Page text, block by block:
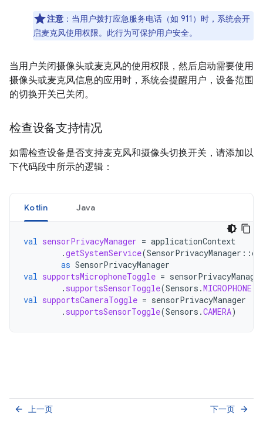
注意 ： 当用户拨打应急服务电话（如 911）时，系统会开
启麦克风使用权限。此行为可保护用户安全。
当用户关闭摄像头或麦克风的使用权限，然后启动需要使用
摄像头或麦克风信息的应用时，系统会提醒用户，设备范围
的切换开关已关闭。
检查设备支持情况
如需检查设备是否支持麦克风和摄像头切换开关，请添加以
下代码段中所示的逻辑：
Kotlin Java
val sensorPrivacyManager = applicationContext
.getSystemService(SensorPrivacyManager ::
as SensorPrivacyManager
val supportsMicrophoneToggle =
. supportsSensorToggle(Sensors .MICROPHONE
val supportsCameraToggle = sensorPrivacyManager
. supportsSensorToggle(Sensors .CAMERA)
上一页
arrow_back 下一页 arrow_forward